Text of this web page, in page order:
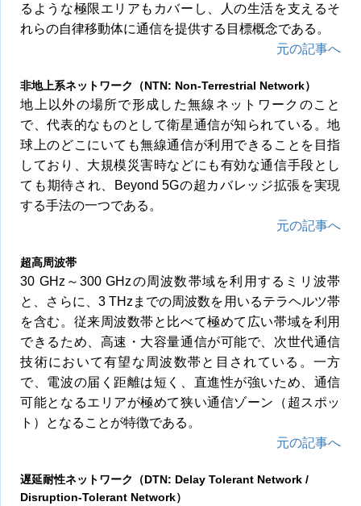
るような極限エリアもカバーし、人の生活を支えるそ
れらの自律移動体に通信を提供する目標概念である。
元の記事へ
非地上系ネットワーク（NTN: Non-Terrestrial Network）
地上以外の場所で形成した無線ネットワークのこと
で、代表的なものとして衛星通信が知られている。地
球上のどこにいても無線通信が利用できることを目指
しており、大規模災害時などにも有効な通信手段とし
ても期待され、Beyond 5Gの超カバレッジ拡張を実現
する手法の一つである。
元の記事へ
超高周波帯
30 GHz～300 GHzの周波数帯域を利用するミリ波帯
と、さらに、3 THzまでの周波数を用いるテラヘルツ帯
を含む。従来周波数帯と比べて極めて広い帯域を利用
できるため、高速・大容量通信が可能で、次世代通信
技術において有望な周波数帯と目されている。一方
で、電波の届く距離は短く、直進性が強いため、通信
可能となるエリアが極めて狭い通信ゾーン（超スポッ
ト）となることが特徴である。
元の記事へ
遅延耐性ネットワーク（DTN: Delay Tolerant Network /
Disruption-Tolerant Network）